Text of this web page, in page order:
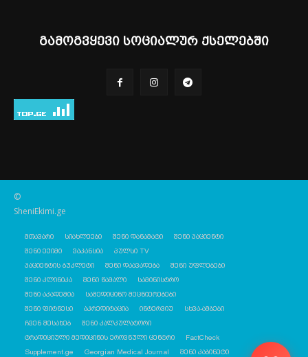
გამოგვყევი სოციალურ ქსელებში
©
SheniEkimi.ge
მთავარი სიახლეები შენი დანამატი
შენი პაციენტი
შენი ექიმი
ვაკანსია
პულსი TV
პაციენტის ბუკლეტი
შენი დაავადება
შენი უფლებები
შენი კლინიკა
შენი წამალი
სამინისტრო
შენი აკადემია
სამედიცინო მეცნიერებები
შენი ფიტნესი
აკრედიტაცია ინტერვიუ
სხვა-ამბები
ჩვენ შესახებ
შენი კალკულატორი
ტრადიციული მედიცინის ეროვნული ცენტრი
FactCheck
Supplement.ge
Georgian Medical Journal შენი კაბინეტი